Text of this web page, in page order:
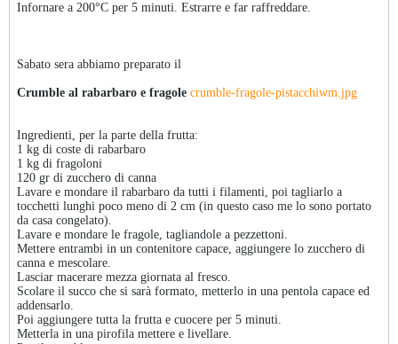
Infornare a 200°C per 5 minuti. Estrarre e far raffreddare.
Sabato sera abbiamo preparato il
Crumble al rabarbaro e fragole crumble-fragole-pistacchiwm.jpg
Ingredienti, per la parte della frutta:
1 kg di coste di rabarbaro
1 kg di fragoloni
120 gr di zucchero di canna
Lavare e mondare il rabarbaro da tutti i filamenti, poi tagliarlo a
tocchetti lunghi poco meno di 2 cm (in questo caso me lo sono portato
da casa congelato).
Lavare e mondare le fragole, tagliandole a pezzettoni.
Mettere entrambi in un contenitore capace, aggiungere lo zucchero di
canna e mescolare.
Lasciar macerare mezza giornata al fresco.
Scolare il succo che si sarà formato, metterlo in una pentola capace ed
addensarlo.
Poi aggiungere tutta la frutta e cuocere per 5 minuti.
Metterla in una pirofila mettere e livellare.